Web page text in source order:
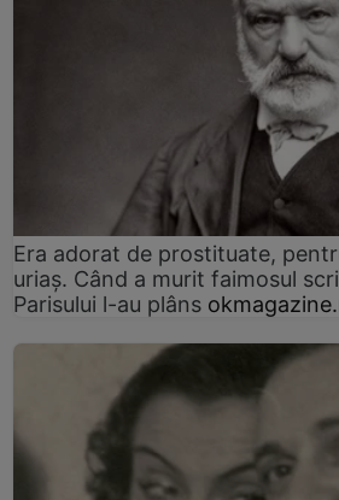
Era adorat de prostituate,
uriaș. Când a murit faimosul
Parisului l-au plâns